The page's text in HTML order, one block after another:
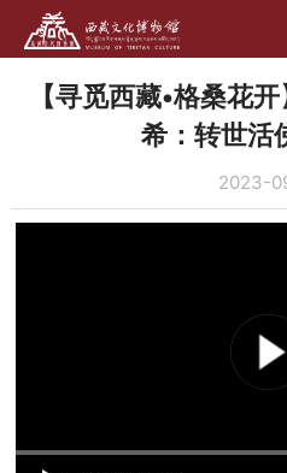
【寻觅西藏•格桑花
希：转世活
2023-